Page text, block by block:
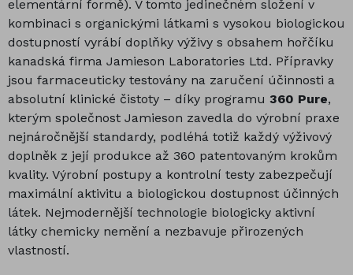
elementární formě). V tomto jedinečném složení v
kombinaci s organickými látkami s vysokou biologickou
dostupností vyrábí doplňky výživy s obsahem hořčíku
kanadská firma Jamieson Laboratories Ltd. Přípravky
jsou farmaceuticky testovány na zaručení účinnosti a
absolutní klinické čistoty – díky programu 360 Pure,
kterým společnost Jamieson zavedla do výrobní praxe
nejnáročnější standardy, podléhá totiž každý výživový
doplněk z její produkce až 360 patentovaným krokům
kvality. Výrobní postupy a kontrolní testy zabezpečují
maximální aktivitu a biologickou dostupnost účinných
látek. Nejmodernější technologie biologicky aktivní
látky chemicky nemění a nezbavuje přirozených
vlastností.